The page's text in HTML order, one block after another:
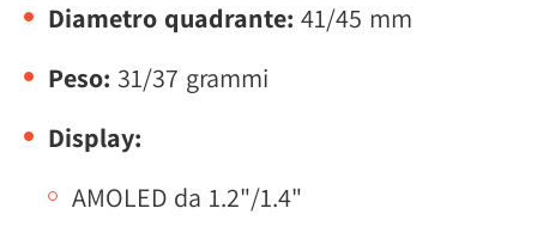
Diametro quadrante: 41/45 mm
Peso: 31/37 grammi
Display:
AMOLED da 1.2"/1.4"